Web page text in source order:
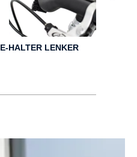
HALTER LENKER